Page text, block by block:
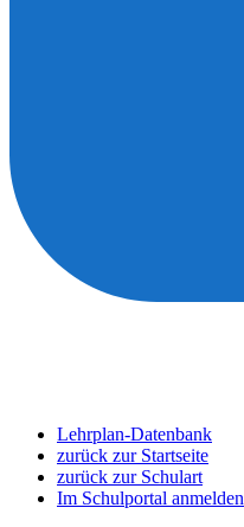
Lehrplan-Datenbank
zurück zur Startseite
zurück zur Schulart
Im Schulportal anmelden